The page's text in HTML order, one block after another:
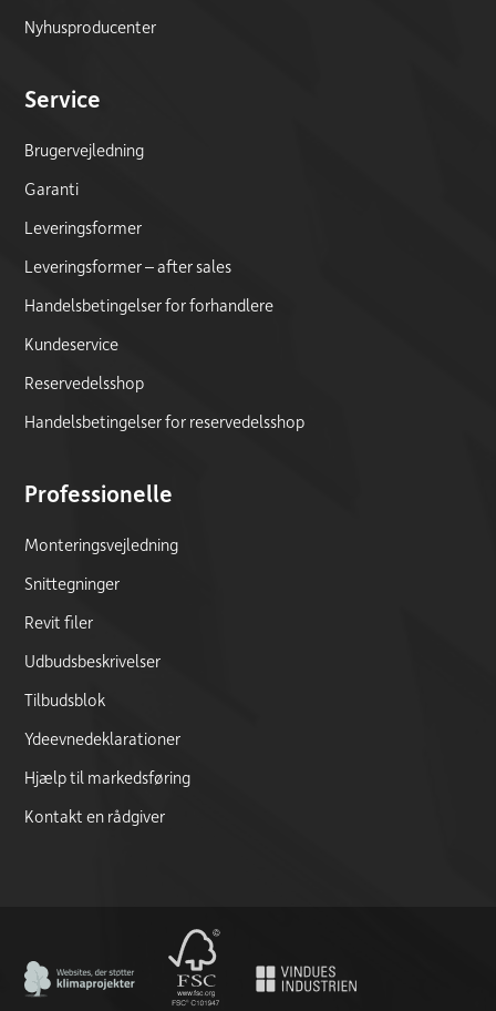
Nyhusproducenter
Service
Brugervejledning
Garanti
Leveringsformer
Leveringsformer – after sales
Handelsbetingelser for forhandlere
Kundeservice
Reservedelsshop
Handelsbetingelser for reservedelsshop
Professionelle
Monteringsvejledning
Snittegninger
Revit filer
Udbudsbeskrivelser
Tilbudsblok
Ydeevnedeklarationer
Hjælp til markedsføring
Kontakt en rådgiver
CO2 Neutral certificate